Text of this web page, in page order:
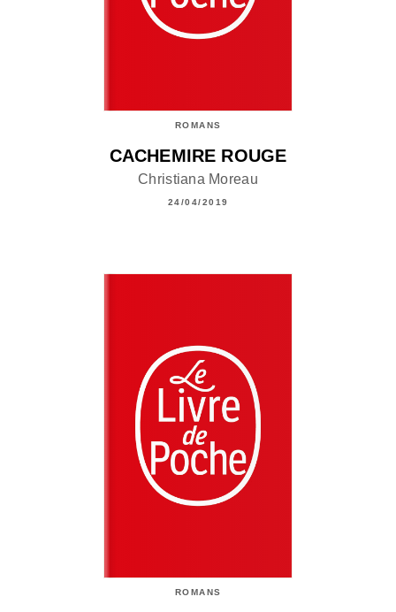
ROMANS
CACHEMIRE ROUGE
Christiana Moreau
24/04/2019
ROMANS